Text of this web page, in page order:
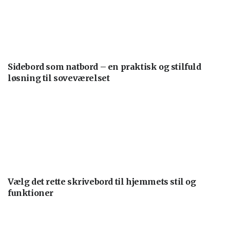
Sidebord som natbord – en praktisk og stilfuld
løsning til soveværelset
Vælg det rette skrivebord til hjemmets stil og
funktioner